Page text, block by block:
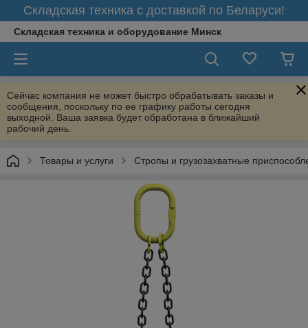
Складская техника с доставкой по Беларуси!
Складская техника и оборудование Минск
Сейчас компания не может быстро обрабатывать заказы и
сообщения, поскольку по ее графику работы сегодня
выходной. Ваша заявка будет обработана в ближайший
рабочий день.
Товары и услуги Стропы и грузозахватные